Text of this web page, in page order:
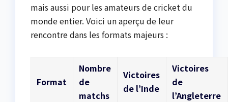
mais aussi pour les amateurs de cricket du
monde entier. Voici un aperçu de leur
rencontre dans les formats majeurs :
Format
Nombre
de
matchs
Victoires
de l’Inde
Victoires
de
l’Angleterre